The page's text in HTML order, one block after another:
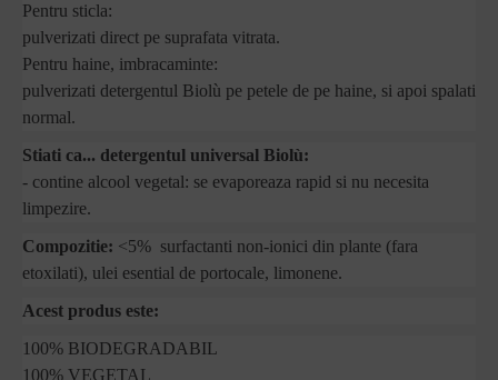
Pentru sticla:
pulverizati direct pe suprafata vitrata.
Pentru haine, imbracaminte:
pulverizati detergentul Biolù pe petele de pe haine, si apoi spalati
normal.
Stiati ca... detergentul universal Biolù:
- contine alcool vegetal: se evaporeaza rapid si nu necesita
limpezire.
Compozitie: <5% surfactanti non-ionici din plante (fara
etoxilati), ulei esential de portocale, limonene.
Acest produs este:
100% BIODEGRADABIL
100% VEGETAL